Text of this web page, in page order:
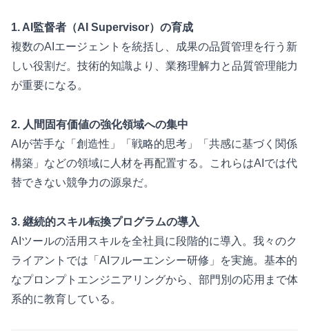
1. AI監督者（AI Supervisor）の育成
複数のAIエージェントを統括し、成果の品質管理を行う新
しい役割だ。技術的知識より、業務理解力と品質管理能力
が重要になる。
2. 人間固有価値の強化領域への集中
AIが苦手な「創造性」「戦略的思考」「共感に基づく関係
構築」などの領域に人材を再配置する。これらはAIでは代
替できない競争力の源泉だ。
3. 継続的スキル転換プログラムの導入
AIツールの活用スキルを全社員に段階的に導入。我々のク
ライアントでは「AIフルーエンシー研修」を実施。基本的
なプロンプトエンジニアリングから、部門別の応用まで体
系的に教育している。